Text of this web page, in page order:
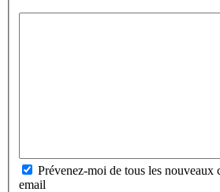
Prévenez-moi de tous les nouveaux
email